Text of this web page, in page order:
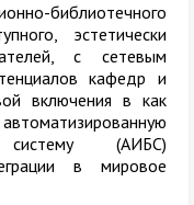
библиотечного
эстетически
с сетевым
кафедр и
включения в как
систему (АИБС)
в мировое